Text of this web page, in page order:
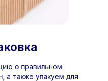
о правильном
а также упакуем для